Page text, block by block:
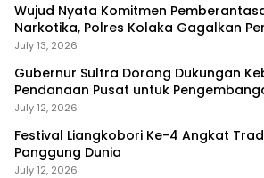
Wujud Nyata Komitmen
Narkotika, Polres Kolaka Gagalkan
Sabu-Sabu
July 13, 2026
Gubernur Sultra Dorong Dukungan
Pendanaan Pusat untuk
Liangkobhori
July 12, 2026
Festival Liangkobori Ke-4 Angkat
Panggung Dunia
July 12, 2026